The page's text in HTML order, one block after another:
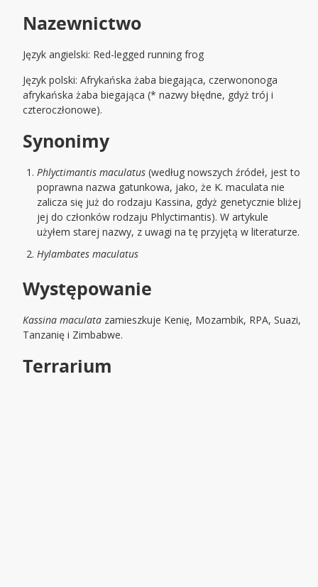
Nazewnictwo
Język angielski: Red-legged running frog
Język polski: Afrykańska żaba biegająca, czerwononoga
afrykańska żaba biegająca (* nazwy błędne, gdyż trój i
czteroczłonowe).
Synonimy
Phlyctimantis maculatus (według nowszych źródeł, jest to
poprawna nazwa gatunkowa, jako, że K. maculata nie
zalicza się już do rodzaju Kassina, gdyż genetycznie bliżej
jej do członków rodzaju Phlyctimantis). W artykule
użyłem starej nazwy, z uwagi na tę przyjętą w literaturze.
Hylambates maculatus
Występowanie
Kassina maculata zamieszkuje Kenię, Mozambik, RPA, Suazi,
Tanzanię i Zimbabwe.
Terrarium